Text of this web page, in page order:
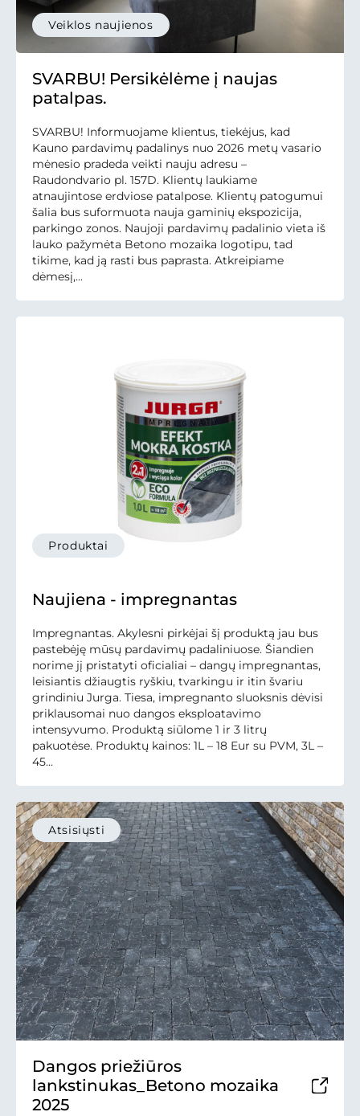
Veiklos naujienos
SVARBU! Persikėlėme į naujas
patalpas.
SVARBU! Informuojame klientus, tiekėjus, kad
Kauno pardavimų padalinys nuo 2026 metų vasario
mėnesio pradeda veikti nauju adresu –
Raudondvario pl. 157D. Klientų laukiame
atnaujintose erdviose patalpose. Klientų patogumui
šalia bus suformuota nauja gaminių ekspozicija,
parkingo zonos. Naujoji pardavimų padalinio vieta iš
lauko pažymėta Betono mozaika logotipu, tad
tikime, kad ją rasti bus paprasta. Atkreipiame
dėmesį,...
Produktai
Naujiena - impregnantas
Impregnantas. Akylesni pirkėjai šį produktą jau bus
pastebėję mūsų pardavimų padaliniuose. Šiandien
norime jį pristatyti oficialiai – dangų impregnantas,
leisiantis džiaugtis ryškiu, tvarkingu ir itin švariu
grindiniu Jurga. Tiesa, impregnanto sluoksnis dėvisi
priklausomai nuo dangos eksploatavimo
intensyvumo. Produktą siūlome 1 ir 3 litrų
pakuotėse. Produktų kainos: 1L – 18 Eur su PVM, 3L –
45...
Atsisiųsti
Dangos priežiūros
lankstinukas_Betono mozaika
2025